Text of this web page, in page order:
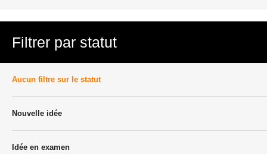
Filtrer par statut
Aucun filtre sur le statut
Nouvelle idée
Idée en examen